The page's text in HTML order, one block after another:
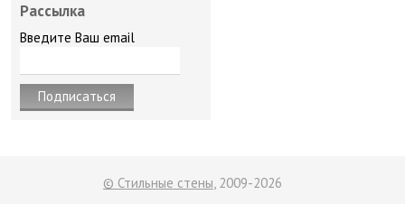
Рассылка
Введите Ваш email
© Стильные стены, 2009-2026